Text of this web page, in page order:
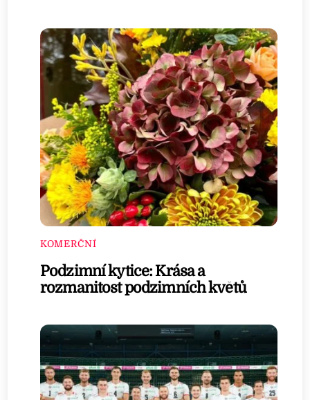
KOMERČNÍ
Podzimní kytice: Krása a
rozmanitost podzimních květů